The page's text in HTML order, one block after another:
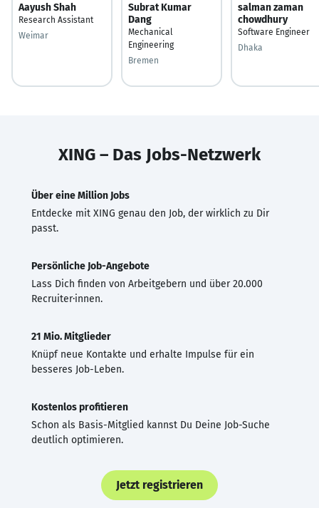
Aayush Shah
Research Assistant
Weimar
Subrat Kumar
Dang
Mechanical
Engineering
Bremen
salman zaman
chowdhury
Software Engineer
Dhaka
XING – Das Jobs-Netzwerk
Über eine Million Jobs
Entdecke mit XING genau den Job, der wirklich zu Dir
passt.
Persönliche Job-Angebote
Lass Dich finden von Arbeitgebern und über 20.000
Recruiter·innen.
21 Mio. Mitglieder
Knüpf neue Kontakte und erhalte Impulse für ein
besseres Job-Leben.
Kostenlos profitieren
Schon als Basis-Mitglied kannst Du Deine Job-Suche
deutlich optimieren.
Jetzt registrieren